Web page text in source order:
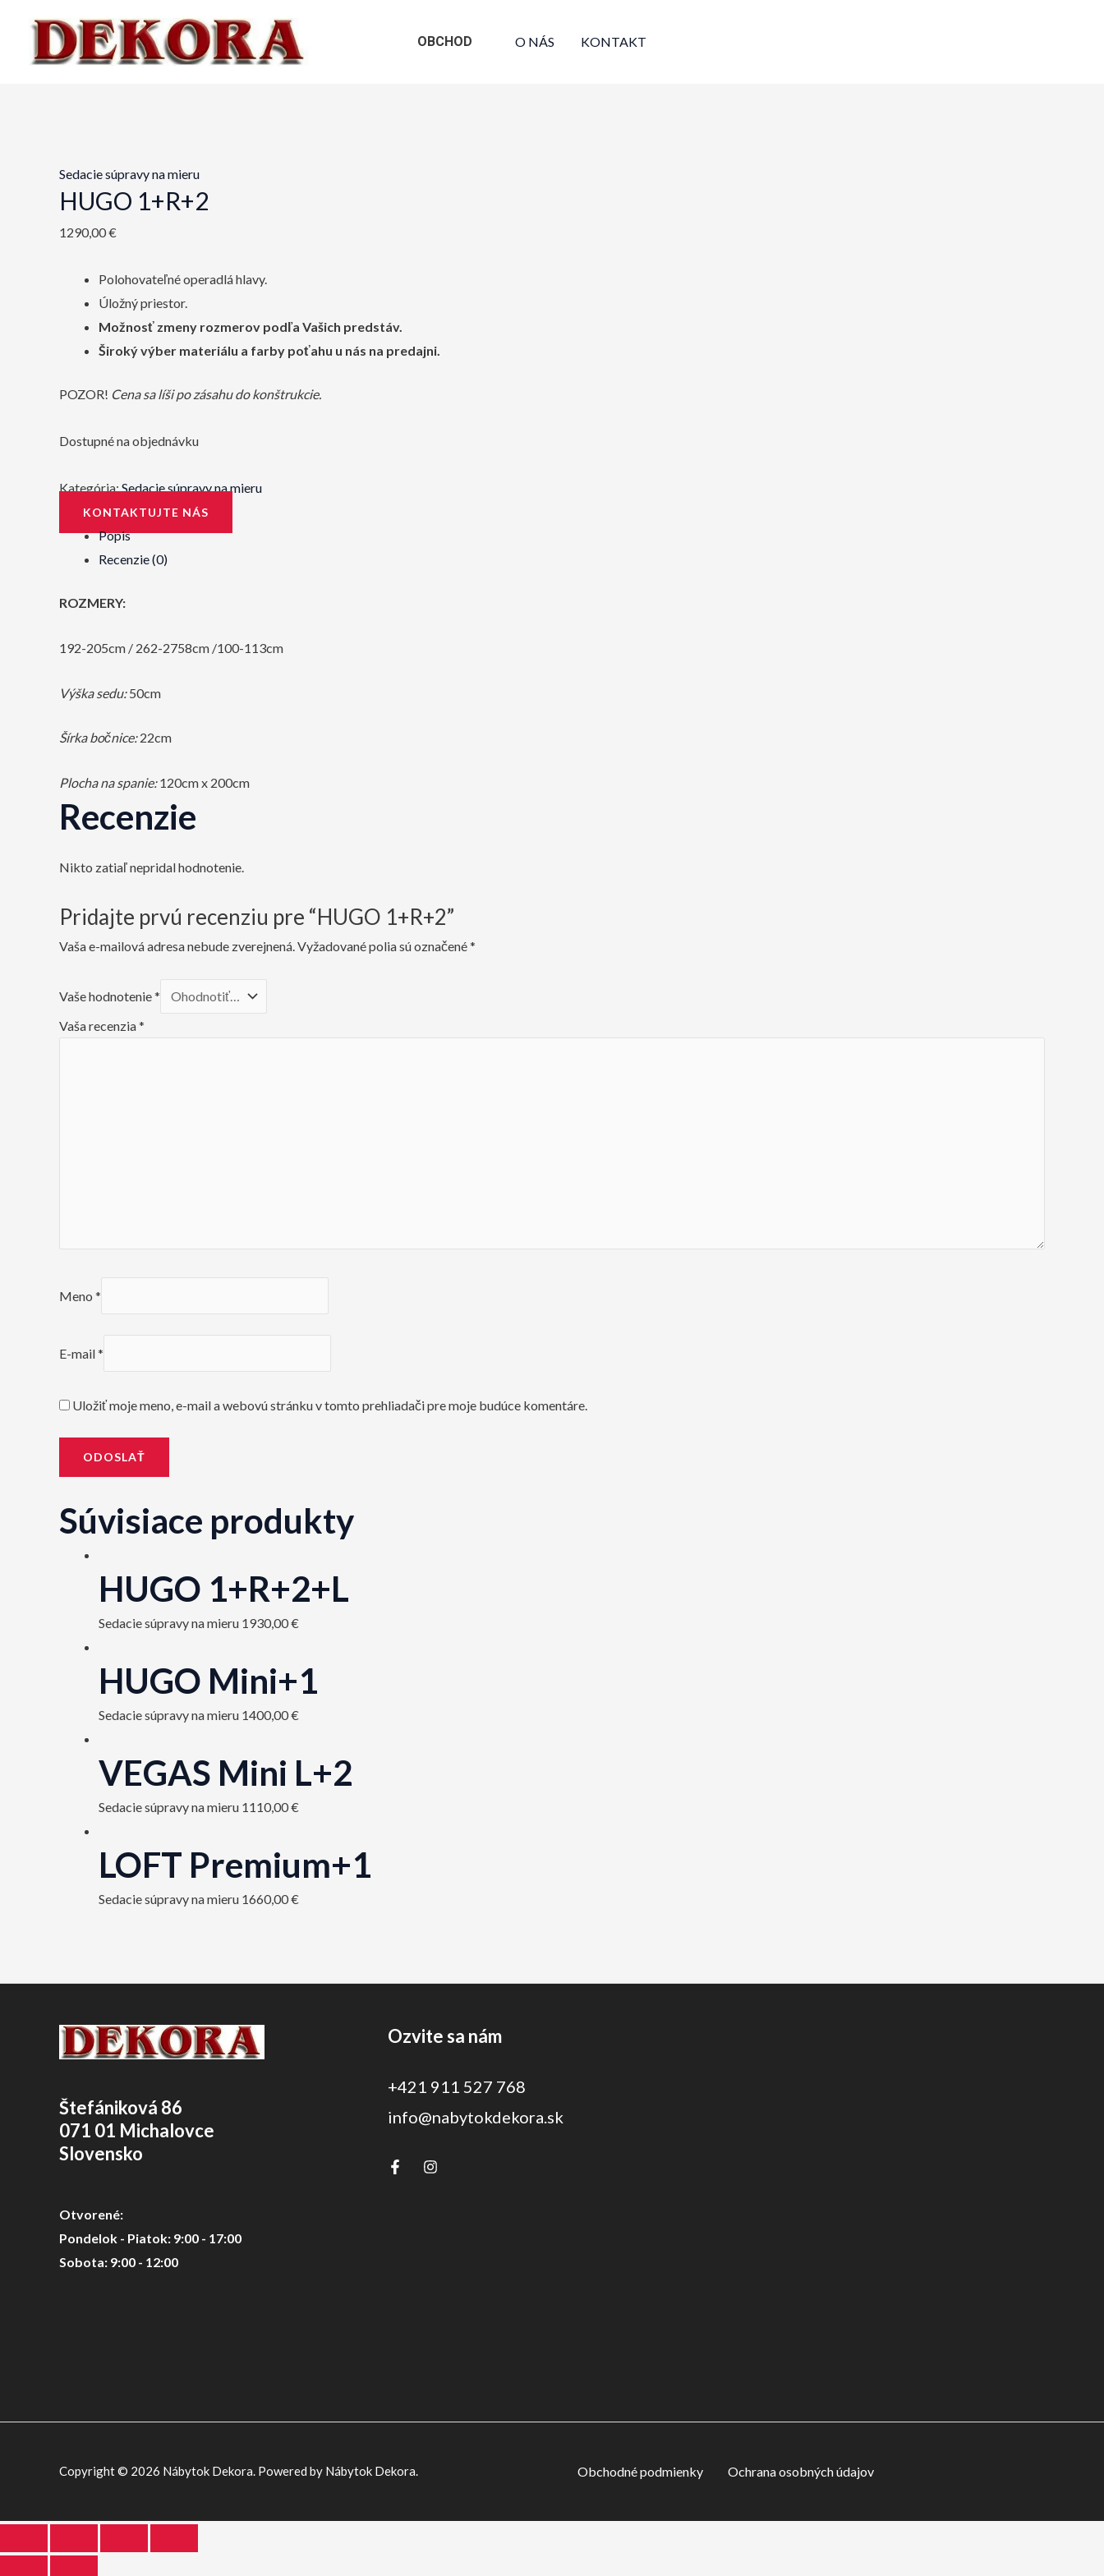
obsah
OBCHOD O NÁS KONTAKT
Sedacie súpravy na mieru
HUGO 1+R+2
1290,00€
Polohovateľné operadlá hlavy.
Úložný priestor.
Možnosť zmeny rozmerov podľa Vašich predstáv.
Široký výber materiálu a farby poťahu u nás na predajni.
POZOR! Cena sa líši po zásahu do konštrukcie.
Dostupné na objednávku
Kategória:Sedacie súpravy na mieru
KONTAKTUJTE NÁS
Popis
Recenzie (0)
ROZMERY:
192-205cm / 262-2758cm /100-113cm
Výška sedu:50cm
Šírka bočnice:22cm
Plocha na spanie:120cm x 200cm
Recenzie
Nikto zatiaľ nepridal hodnotenie.
Pridajte prvú recenziu pre “HUGO 1+R+2”
Vaša e-mailová adresa nebude zverejnená.Vyžadované polia sú označené*
Vaše hodnotenie*
Vaša recenzia*
Meno *
E-mail*
Uložiť moje meno, e-mail a webovú stránku v tomto prehliadači pre moje budúce komentáre.
Súvisiace produkty
HUGO 1+R+2+L
Sedacie súpravy na mieru 1930,00€
HUGO Mini+1
Sedacie súpravy na mieru 1400,00€
VEGAS Mini L+2
Sedacie súpravy na mieru 1110,00€
LOFT Premium+1
Sedacie súpravy na mieru 1660,00€
Štefániková 86
071 01 Michalovce
Slovensko
Otvorené:
Pondelok - Piatok: 9:00 - 17:00
Sobota: 9:00 - 12:00
Ozvite sa nám
+421 911 527 768
info@nabytokdekora.sk
Copyright © 2026 Nábytok Dekora. Powered by Nábytok Dekora. Obchodné podmienky Ochrana osobných údajov